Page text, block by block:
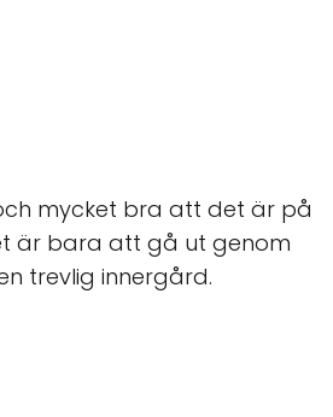
mycket bra att det är på
är bara att gå ut genom
trevlig innergård.